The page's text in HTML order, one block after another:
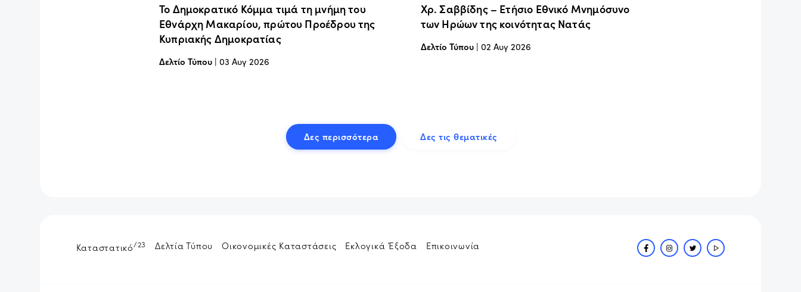
Το Δημοκρατικό Κόμμα τιμά τη μνήμη του
Εθνάρχη Μακαρίου, πρώτου Προέδρου της
Κυπριακής Δημοκρατίας
Δελτίο Τύπου | 03 Αυγ 2026
Χρ. Σαββίδης – Ετήσιο Εθνικό Μνημόσυνο
των Ηρώων της κοινότητας Νατάς
Δελτίο Τύπου| 02 Αυγ 2026
Δες περισσότερα Δες τις θεματικές
Καταστατικό/23 Δελτία Τύπου Οικονομικές Καταστάσεις Εκλογικά Έξοδα Επικοινωνία